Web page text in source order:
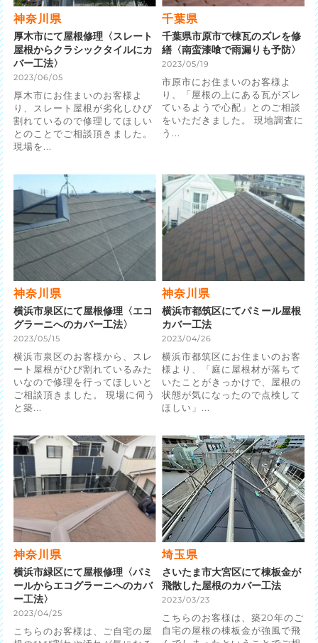
神奈川県
厚木市にて屋根修理〈スレート
屋根からクラシックタイルにカ
バー工法〉
2023/06/05
厚木市にお住まいのお客様よ
り、スレート屋根が劣化しひび
割れているので修理してほしい
とのことでご相談頂きました。
現場を...
千葉県
千葉県市原市で棟瓦のズレを修
繕〈南蛮漆喰で雨漏りも予防〉
2023/05/19
市原市にお住まいのお客様よ
り、「屋根の上にある瓦がズレ
ているようで心配」とのご相談
をいただきました。 現地調査に
う...
神奈川県
横浜市泉区にて屋根修理〈エコ
グラーニへのカバー工法〉
2023/05/15
横浜市泉区のお客様から、スレ
ート屋根がひび割れているみた
いなので修理を行ってほしいと
ご相談頂きました。 現場に伺う
と築...
神奈川県
横浜市都筑区にてパミール屋根
カバー工法
2023/04/26
横浜市都筑区にお住まいのお客
様より、「庭に屋根材が落ちて
いたことがきっかけで、屋根の
状態が気になったので点検して
ほしい」...
神奈川県
横浜市緑区にて屋根修理〈パミ
ールからエコグラーニへのカバ
ー工法〉
2023/04/25
こちらのお客様は、ご自宅の屋
埼玉県
さいたま市大宮区にて棟板金が
飛散した屋根のカバー工法
2023/03/23
こちらのお客様は、築20年のご
自宅の屋根の棟板金が強風で飛